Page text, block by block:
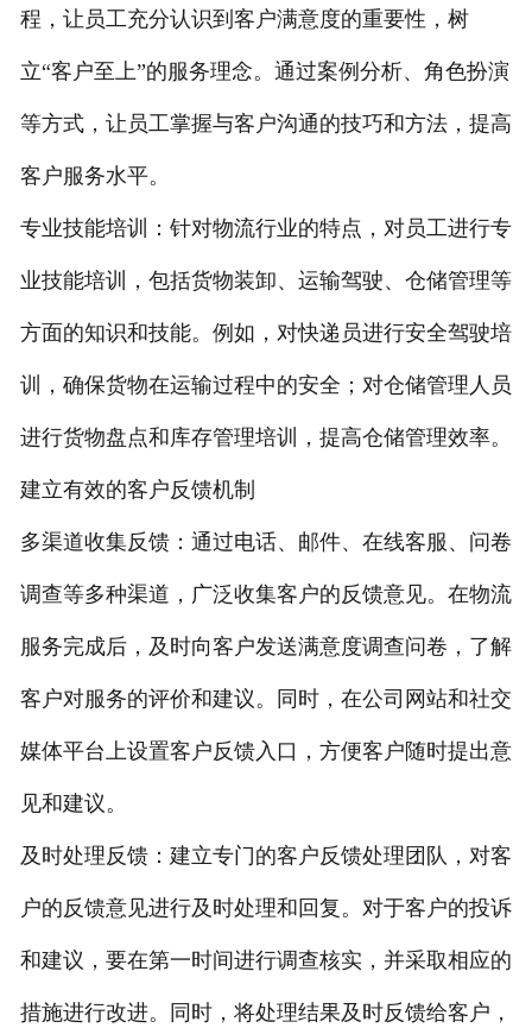
程，让员工充分认识到客户满意度的重要性，树
立“客户至上”的服务理念。通过案例分析、角色扮演
等方式，让员工掌握与客户沟通的技巧和方法，提高
客户服务水平。
专业技能培训：针对物流行业的特点，对员工进行专
业技能培训，包括货物装卸、运输驾驶、仓储管理等
方面的知识和技能。例如，对快递员进行安全驾驶培
训，确保货物在运输过程中的安全；对仓储管理人员
进行货物盘点和库存管理培训，提高仓储管理效率。
建立有效的客户反馈机制
多渠道收集反馈：通过电话、邮件、在线客服、问卷
调查等多种渠道，广泛收集客户的反馈意见。在物流
服务完成后，及时向客户发送满意度调查问卷，了解
客户对服务的评价和建议。同时，在公司网站和社交
媒体平台上设置客户反馈入口，方便客户随时提出意
见和建议。
及时处理反馈：建立专门的客户反馈处理团队，对客
户的反馈意见进行及时处理和回复。对于客户的投诉
和建议，要在第一时间进行调查核实，并采取相应的
措施进行改进。同时，将处理结果及时反馈给客户，